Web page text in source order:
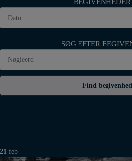
SØG EFTER
Find
21 feb